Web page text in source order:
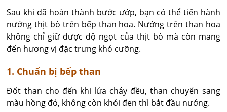
Sau khi đã hoàn thành bước ướp, bạn có thể tiến hành
nướng thịt bò trên bếp than hoa. Nướng trên than hoa
không chỉ giữ được độ ngọt của thịt bò mà còn mang
đến hương vị đặc trưng khó cưỡng.
1. Chuẩn bị bếp than
Đốt than cho đến khi lửa cháy đều, than chuyển sang
màu hồng đỏ, không còn khói đen thì bắt đầu nướng.